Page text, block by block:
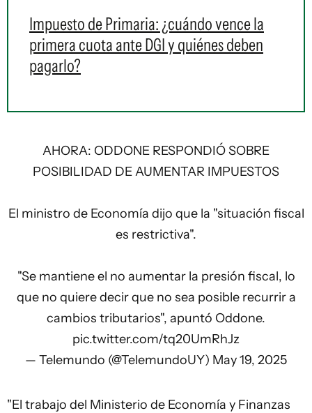
Impuesto de Primaria: ¿cuándo vence la
primera cuota ante DGI y quiénes deben
pagarlo?
AHORA: ODDONE RESPONDIÓ SOBRE
POSIBILIDAD DE AUMENTAR IMPUESTOS
El ministro de Economía dijo que la "situación fiscal
es restrictiva".
"Se mantiene el no aumentar la presión fiscal, lo
que no quiere decir que no sea posible recurrir a
cambios tributarios", apuntó Oddone.
pic.twitter.com/tq20UmRhJz
— Telemundo (@TelemundoUY) May 19, 2025
"El trabajo del Ministerio de Economía y Finanzas